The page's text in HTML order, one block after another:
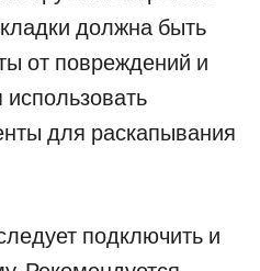
должна быть
от повреждений и
для раскапывания
подключить и